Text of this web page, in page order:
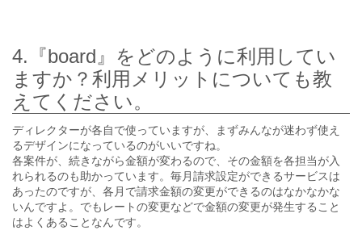
4.『board』をどのように利用してい
ますか？利用メリットについても教
えてください。
ディレクターが各自で使っていますが、まずみんなが迷わず使え
るデザインになっているのがいいですね。
各案件が、続きながら金額が変わるので、その金額を各担当が入
れられるのも助かっています。毎月請求設定ができるサービスは
あったのですが、各月で請求金額の変更ができるのはなかなかな
いんですよ。でもレートの変更などで金額の変更が発生すること
はよくあることなんです。